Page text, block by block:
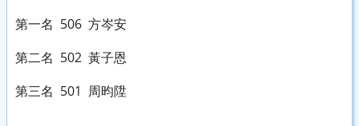
第一名 506 方岑安
第二名 502 黃子恩
第三名 501 周昀陞